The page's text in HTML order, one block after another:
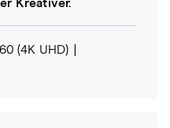
Kreativer.
(4K UHD)